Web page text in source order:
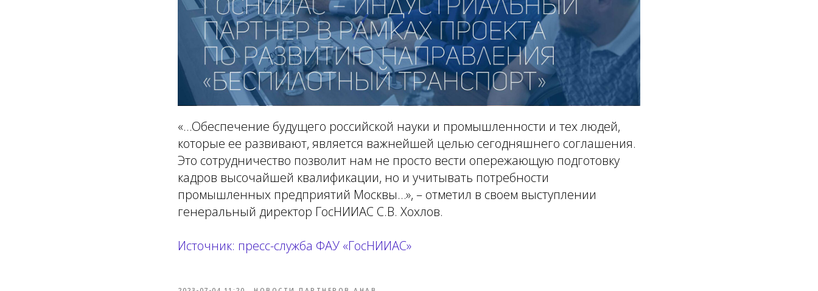
«…Обеспечение будущего российской науки и промышленности и тех людей,
которые ее развивают, является важнейшей целью сегодняшнего соглашения.
Это сотрудничество позволит нам не просто вести опережающую подготовку
кадров высочайшей квалификации, но и учитывать потребности
промышленных предприятий Москвы…», – отметил в своем выступлении
генеральный директор ГосНИИАС С.В. Хохлов.
Источник: пресс-служба ФАУ «ГосНИИАС»